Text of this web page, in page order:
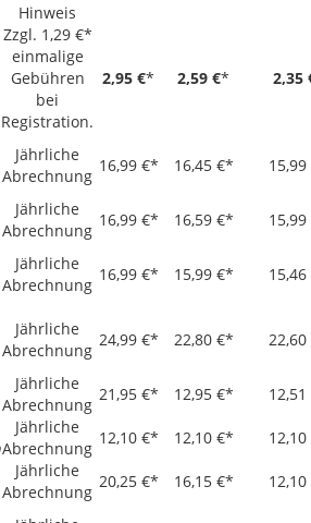
Hinweis
Zzgl. 1,29 €*
einmalige
Gebühren
bei
Registration.
2,95 €* 2,59 €* 2,35
Jährliche
Abrechnung
16,99 €* 16,45 €*
Jährliche
Abrechnung
16,99 €* 16,59 €*
15,99
Jährliche
Abrechnung
16,99 €* 15,99 €*
Jährliche
Abrechnung
24,99 €* 22,80 €*
Jährliche
Abrechnung
21,95 €* 12,95 €*
Jährliche
Abrechnung
12,10 €* 12,10 €*
Jährliche
Abrechnung
20,25 €* 16,15 €*